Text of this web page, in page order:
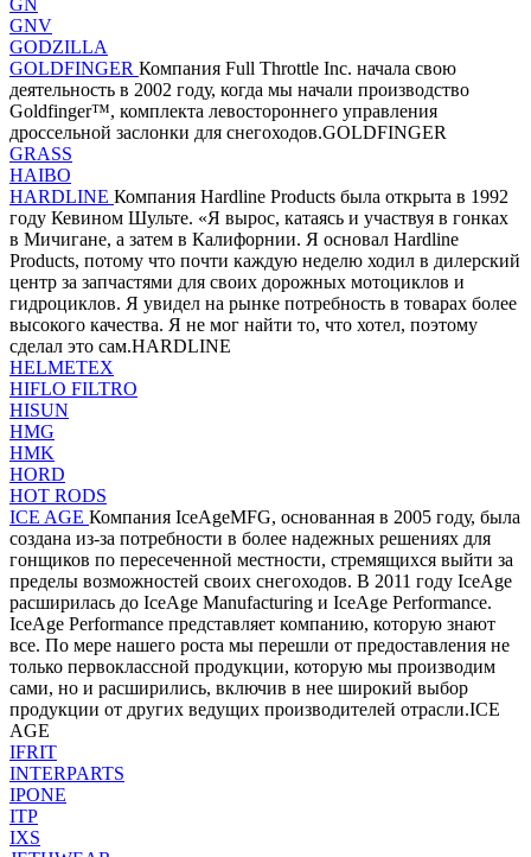
GNV
GODZILLA
GOLDFINGER Компания Full Throttle Inc. начала свою
деятельность в 2002 году, когда мы начали производство
Goldfinger™, комплекта левостороннего управления
дроссельной заслонки для снегоходов.GOLDFINGER
GRASS
HAIBO
HARDLINE Компания Hardline Products была открыта в 1992
году Кевином Шульте. «Я вырос, катаясь и участвуя в гонках
в Мичигане, а затем в Калифорнии. Я основал Hardline
Products, потому что почти каждую неделю ходил в дилерский
центр за запчастями для своих дорожных мотоциклов и
гидроциклов. Я увидел на рынке потребность в товарах более
высокого качества. Я не мог найти то, что хотел, поэтому
сделал это сам.HARDLINE
HELMETEX
HIFLO FILTRO
HISUN
HMG
HMK
HORD
HOT RODS
ICE AGE Компания IceAgeMFG, основанная в 2005 году, была
создана из-за потребности в более надежных решениях для
гонщиков по пересеченной местности, стремящихся выйти за
пределы возможностей своих снегоходов. В 2011 году IceAge
расширилась до IceAge Manufacturing и IceAge Performance.
IceAge Performance представляет компанию, которую знают
все. По мере нашего роста мы перешли от предоставления не
только первоклассной продукции, которую мы производим
сами, но и расширились, включив в нее широкий выбор
продукции от других ведущих производителей отрасли.ICE
AGE
IFRIT
INTERPARTS
IPONE
ITP
IXS